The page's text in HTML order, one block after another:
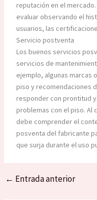
reputación en el
evaluar observando el
usuarios, las
Servicio postventa
Los buenos servicios
servicios de
ejemplo, algunas marcas
piso y recomendaciones
responder con prontitud
problemas con el piso. Al
debe comprender el
posventa del fabricante
que surja durante el uso
← Entrada anterior